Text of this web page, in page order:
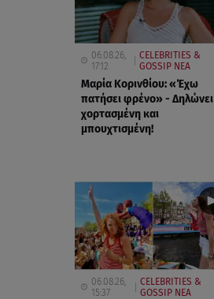
06.08.26,
17:12
CELEBRITIES &
GOSSIP ΝΕΑ
Μαρία Κορινθίου: «Έχω
πατήσει φρένο» - Δηλώνει
χορτασμένη και
μπουχτισμένη!
06.08.26,
15:37
CELEBRITIES &
GOSSIP ΝΕΑ